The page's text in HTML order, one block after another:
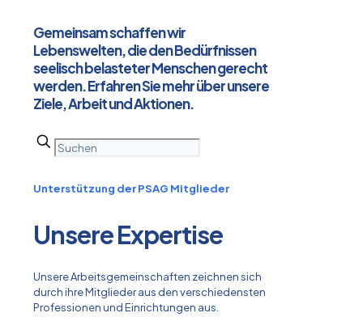
Gemeinsam schaffen wir
Lebenswelten, die den Bedürfnissen
seelisch belasteter Menschen gerecht
werden. Erfahren Sie mehr über unsere
Ziele, Arbeit und Aktionen.
Unterstützung der PSAG Mitglieder
Unsere Expertise
Unsere Arbeitsgemeinschaften zeichnen sich
durch ihre Mitglieder aus den verschiedensten
Professionen und Einrichtungen aus.